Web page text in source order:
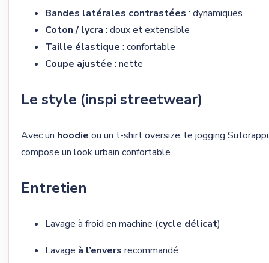
Bandes latérales contrastées : dynamiques
Coton / lycra : doux et extensible
Taille élastique : confortable
Coupe ajustée : nette
Le style (inspi streetwear)
Avec un hoodie ou un t-shirt oversize, le jogging
compose un look urbain confortable.
Entretien
Lavage à froid en machine (cycle délicat)
Lavage à l’envers recommandé